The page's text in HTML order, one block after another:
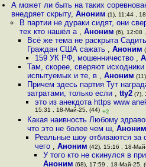
А может ли быть на таких
внедряет скрыту,Аноним (1), 11:44 ,
В партии не дураки сидят, они
тех кто нашёл а , Аноним (6), 12:08
Всё же тема не раскрыта
Граждан США сажать , Аноним
159 УК РФ, мошенничество ,
Там, скорее, сверяют
испытуемых и те, в , Аноним
Причем здесь партия Тут
затратами, только если , tty2(?),
это из анекдота https www
15:31 , 18-Май-25, (44) +2
Какая наивность Любому
что это не более чем ш, Аноним
Реальные шоу отбиваются за
чего ,Аноним (42), 15:16 , 18-
У того кто не скинулся в
Аноним (68), 17:59 , 18-Май-25,